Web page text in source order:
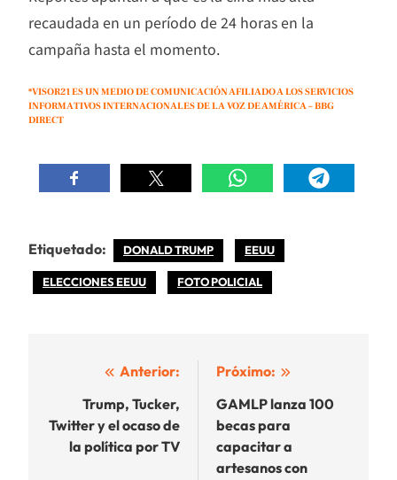
recaudada en un período de 24 horas en la
campaña hasta el momento.
*VISOR21 ES UN MEDIO DE COMUNICACIÓN AFILIADO A LOS SERVICIOS
INFORMATIVOS INTERNACIONALES DE LA VOZ DE AMÉRICA – BBG
DIRECT
Etiquetado: DONALD TRUMP EEUU
ELECCIONES EEUU FOTO POLICIAL
Navegación
entradas
Anterior:
Trump, Tucker,
Twitter y el ocaso de
la política por TV
Próximo:
GAMLP lanza 100
becas para
capacitar a
artesanos con